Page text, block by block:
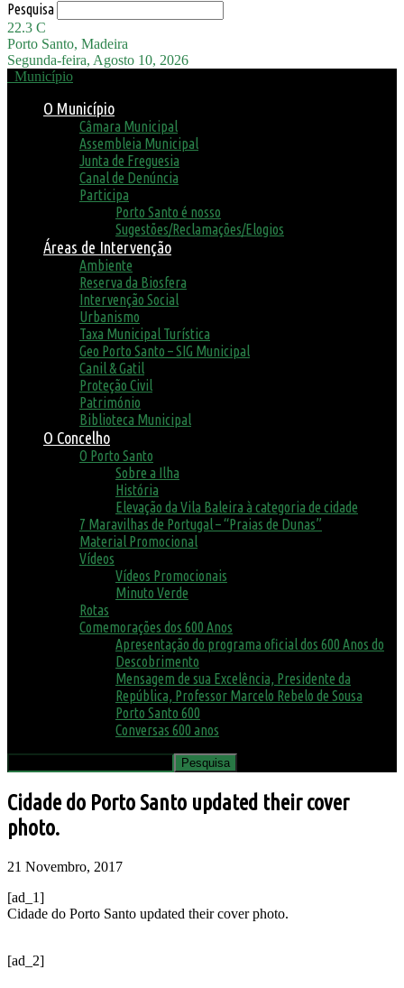
Pesquisa
22.3 C
Porto Santo, Madeira
Segunda-feira, Agosto 10, 2026
Município
O Município
Câmara Municipal
Assembleia Municipal
Junta de Freguesia
Canal de Denúncia
Participa
Porto Santo é nosso
Sugestões/Reclamações/Elogios
Áreas de Intervenção
Ambiente
Reserva da Biosfera
Intervenção Social
Urbanismo
Taxa Municipal Turística
Geo Porto Santo – SIG Municipal
Canil & Gatil
Proteção Civil
Património
Biblioteca Municipal
O Concelho
O Porto Santo
Sobre a Ilha
História
Elevação da Vila Baleira à categoria de cidade
7 Maravilhas de Portugal – “Praias de Dunas”
Material Promocional
Vídeos
Vídeos Promocionais
Minuto Verde
Rotas
Comemorações dos 600 Anos
Apresentação do programa oficial dos 600 Anos do
Descobrimento
Mensagem de sua Excelência, Presidente da
República, Professor Marcelo Rebelo de Sousa
Porto Santo 600
Conversas 600 anos
Cidade do Porto Santo updated their cover
photo.
21 Novembro, 2017
[ad_1]
Cidade do Porto Santo updated their cover photo.
[ad_2]